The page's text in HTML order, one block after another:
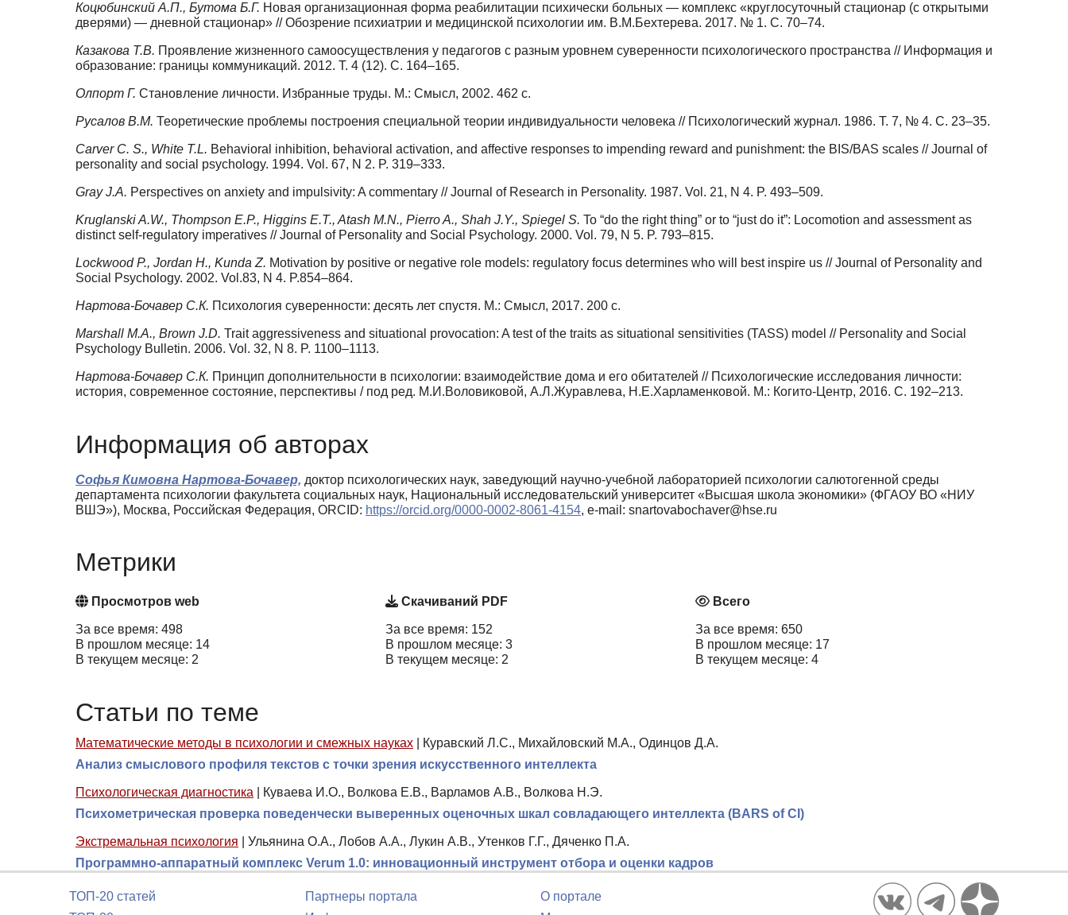
Коцюбинский А.П., Бутома Б.Г. Новая организационная форма реабилитации психически больных — комплекс «круглосуточный стационар (с открытыми
дверями) — дневной стационар» // Обозрение психиатрии и медицинской психологии им. В.М.Бехтерева. 2017. № 1. С. 70–74.
Казакова Т.В. Проявление жизненного самоосуществления у педагогов с разным уровнем суверенности психологического пространства // Информация и
образование: границы коммуникаций. 2012. Т. 4 (12). С. 164–165.
Олпорт Г. Становление личности. Избранные труды. М.: Смысл, 2002. 462 c.
Русалов В.М. Теоретические проблемы построения специальной теории индивидуальности человека // Психологический журнал. 1986. Т. 7, № 4. С. 23–35.
Carver C. S., White T.L. Behavioral inhibition, behavioral activation, and affective responses to impending reward and punishment: the BIS/BAS scales // Journal of
personality and social psychology. 1994. Vol. 67, N 2. P. 319–333.
Gray J.A. Perspectives on anxiety and impulsivity: A commentary // Journal of Research in Personality. 1987. Vol. 21, N 4. P. 493–509.
Kruglanski A.W., Thompson E.P., Higgins E.T., Atash M.N., Pierro A., Shah J.Y., Spiegel S. To “do the right thing” or to “just do it”: Locomotion and assessment as
distinct self-regulatory imperatives // Journal of Personality and Social Psychology. 2000. Vol. 79, N 5. P. 793–815.
Lockwood P., Jordan H., Kunda Z. Motivation by positive or negative role models: regulatory focus determines who will best inspire us // Journal of Personality and
Social Psychology. 2002. Vol.83, N 4. P.854–864.
Нартова-Бочавер С.К. Психология суверенности: десять лет спустя. M.: Смысл, 2017. 200 с.
Marshall M.A., Brown J.D. Trait aggressiveness and situational provocation: A test of the traits as situational sensitivities (TASS) model // Personality and Social
Psychology Bulletin. 2006. Vol. 32, N 8. P. 1100–1113.
Нартова-Бочавер С.К. Принцип дополнительности в психологии: взаимодействие дома и его обитателей // Психологические исследования личности:
история, современное состояние, перспективы / под ред. М.И.Воловиковой, А.Л.Журавлева, Н.Е.Харламенковой. М.: Когито-Центр, 2016. С. 192–213.
Информация об авторах
Софья Кимовна Нартова-Бочавер, доктор психологических наук, заведующий научно-учебной лабораторией психологии салютогенной среды
департамента психологии факультета социальных наук, Национальный исследовательский университет «Высшая школа экономики» (ФГАОУ ВО «НИУ
ВШЭ»), Москва, Российская Федерация, ORCID: https://orcid.org/0000-0002-8061-4154, e-mail: snartovabochaver@hse.ru
Метрики
Просмотров web
За все время: 498
В прошлом месяце: 14
В текущем месяце: 2
Скачиваний PDF
За все время: 152
В прошлом месяце: 3
В текущем месяце: 2
Всего
За все время: 650
В прошлом месяце: 17
В текущем месяце: 4
Статьи по теме
Математические методы в психологии и смежных науках
Куравский Л.С., Михайловский М.А., Одинцов Д.А.
Анализ смыслового профиля текстов с точки зрения искусственного интеллекта
Психологическая диагностика
Куваева И.О., Волкова Е.В., Варламов А.В., Волкова Н.Э.
Психометрическая проверка поведенчески выверенных оценочных шкал совладающего интеллекта (BARS of CI)
Экстремальная психология
Ульянина О.А., Лобов А.А., Лукин А.В., Утенков Г.Г., Дяченко П.А.
Программно-аппаратный комплекс Verum 1.0: инновационный инструмент отбора и оценки кадров
ТОП-20 статей
Партнеры портала
О портале